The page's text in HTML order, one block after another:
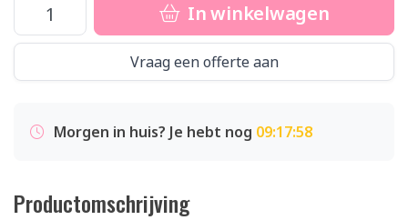
In winkelwagen
Vraag een offerte aan
Morgen in huis? Je hebt nog 09:17:58
Productomschrijving